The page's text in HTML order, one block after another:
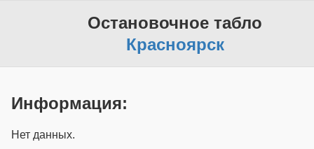
Остановочное табло
Красноярск
Информация:
Нет данных.